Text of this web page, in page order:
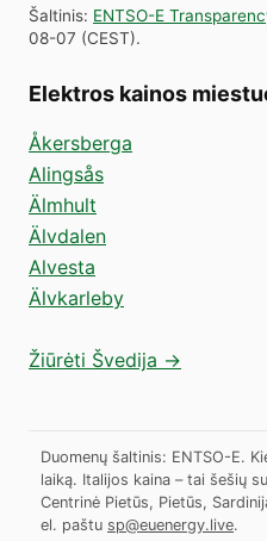
Šaltinis: ENTSO-E
08-07 (CEST).
Elektros kainos
Åkersberga
Alingsås
Älmhult
Älvdalen
Alvesta
Älvkarleby
Žiūrėti Švedija →
Duomenų šaltinis: ENTSO-E.
laiką. Italijos kaina – tai šešių
Centrinė Pietūs, Pietūs,
el. paštu sp@euenergy.live.